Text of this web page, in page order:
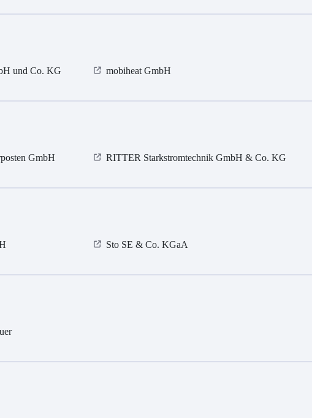
und Co. KG mobiheat GmbH
GmbH RITTER Starkstromtechnik GmbH & Co. KG
Sto SE & Co. KGaA